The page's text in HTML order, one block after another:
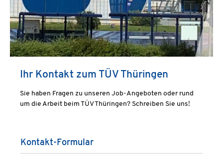
Ihr Kontakt zum TÜV Thüringen
Sie haben Fragen zu unseren Job-Angeboten oder rund
um die Arbeit beim TÜV Thüringen? Schreiben Sie uns!
Kontakt-Formular